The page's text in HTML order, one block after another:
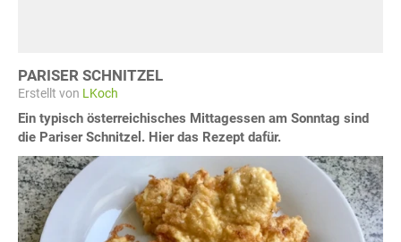
PARISER SCHNITZEL
Erstellt von LKoch
Ein typisch österreichisches Mittagessen am Sonntag sind
die Pariser Schnitzel. Hier das Rezept dafür.